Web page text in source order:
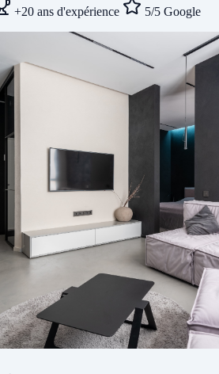
+20 ans d'expérience 5/5 Google